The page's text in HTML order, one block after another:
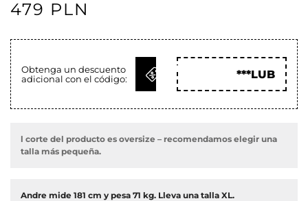
479 PLN
Obtenga un descuento
adicional con el código:
OBTENER
***LUB
l corte del producto es oversize – recomendamos elegir una
talla más pequeña.
Andre mide 181 cm y pesa 71 kg. Lleva una talla XL.